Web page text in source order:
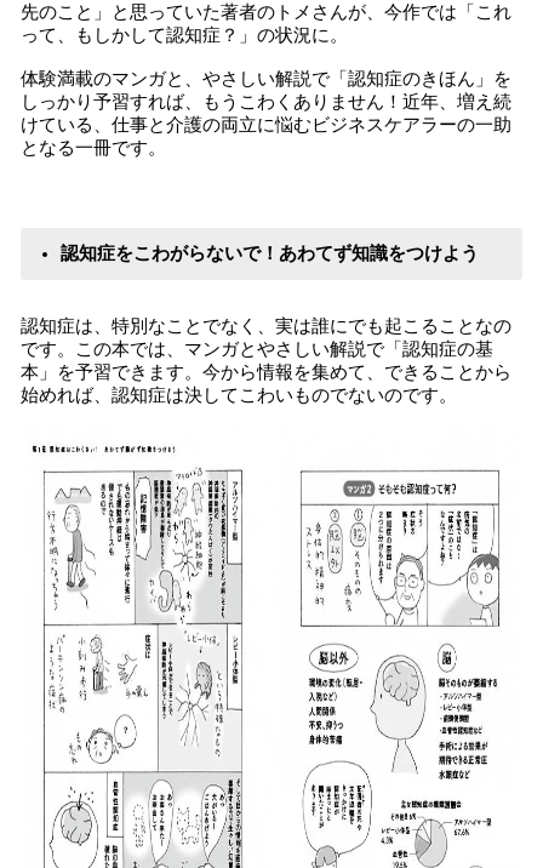
先のこと」と思っていた著者のトメさんが、今作では「これ
って、もしかして認知症？」の状況に。
体験満載のマンガと、やさしい解説で「認知症のきほん」を
しっかり予習すれば、もうこわくありません！近年、増え続
けている、仕事と介護の両立に悩むビジネスケアラーの一助
となる一冊です。
認知症をこわがらないで！あわてず知識をつけよう
認知症は、特別なことでなく、実は誰にでも起こることなの
です。この本では、マンガとやさしい解説で「認知症の基
本」を予習できます。今から情報を集めて、できることから
始めれば、認知症は決してこわいものでないのです。